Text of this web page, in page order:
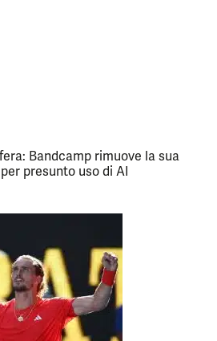
Bandcamp rimuove la sua
presunto uso di AI